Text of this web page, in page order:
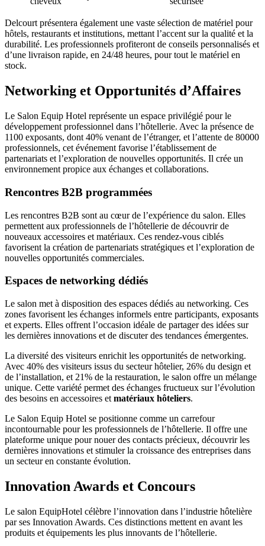
Delcourt présentera également une vaste sélection de matériel pour
hôtels, restaurants et institutions, mettant l’accent sur la qualité et la
durabilité. Les professionnels profiteront de conseils personnalisés et
d’une livraison rapide, en 24/48 heures, pour tout le matériel en
stock.
Networking et Opportunités d’Affaires
Le Salon Equip Hotel représente un espace privilégié pour le
développement professionnel dans l’hôtellerie. Avec la présence de
1100 exposants, dont 40% venant de l’étranger, et l’attente de 80000
professionnels, cet événement favorise l’établissement de
partenariats et l’exploration de nouvelles opportunités. Il crée un
environnement propice aux échanges et collaborations.
Rencontres B2B programmées
Les rencontres B2B sont au cœur de l’expérience du salon. Elles
permettent aux professionnels de l’hôtellerie de découvrir de
nouveaux accessoires et matériaux. Ces rendez-vous ciblés
favorisent la création de partenariats stratégiques et l’exploration de
nouvelles opportunités commerciales.
Espaces de networking dédiés
Le salon met à disposition des espaces dédiés au networking. Ces
zones favorisent les échanges informels entre participants, exposants
et experts. Elles offrent l’occasion idéale de partager des idées sur
les dernières innovations et de discuter des tendances émergentes.
La diversité des visiteurs enrichit les opportunités de networking.
Avec 40% des visiteurs issus du secteur hôtelier, 26% du design et
de l’installation, et 21% de la restauration, le salon offre un mélange
unique. Cette variété permet des échanges fructueux sur l’évolution
des besoins en accessoires et matériaux hôteliers.
Le Salon Equip Hotel se positionne comme un carrefour
incontournable pour les professionnels de l’hôtellerie. Il offre une
plateforme unique pour nouer des contacts précieux, découvrir les
dernières innovations et stimuler la croissance des entreprises dans
un secteur en constante évolution.
Innovation Awards et Concours
Le salon EquipHotel célèbre l’innovation dans l’industrie hôtelière
par ses Innovation Awards. Ces distinctions mettent en avant les
produits et équipements les plus innovants de l’hôtellerie.